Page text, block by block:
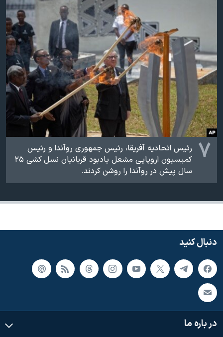
۷ رئیس اتحادیه آفریقا، رئیس جمهوری روآندا و رئیس
کمیسیون اروپایی مشعل یادبود قربانیان نسل کشی ۲۵
سال پیش در روآندا را روشن کردند.
دنبال کنید
در باره ما